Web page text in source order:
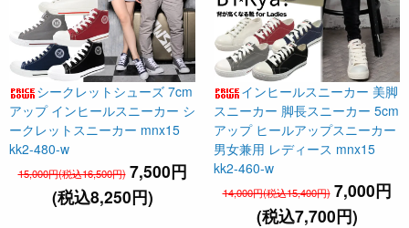
シークレットシューズ 7cm
アップ インヒールスニーカー シ
ークレットスニーカー mnx15
kk2-480-w
15,000円(税込16,500円) 7,500円
(税込8,250円)
インヒールスニーカー 美脚
スニーカー 脚長スニーカー 5cm
アップ ヒールアップスニーカー
男女兼用 レディース mnx15
kk2-460-w
14,000円(税込15,400円) 7,000円
(税込7,700円)